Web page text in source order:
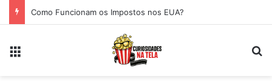
Como Funcionam os Impostos nos EUA?